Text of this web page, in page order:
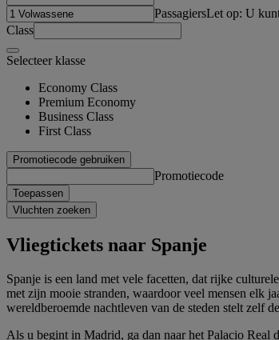
PassagiersLet op: U
Class
Selecteer klasse
Economy Class
Premium Economy
Business Class
First Class
Promotiecode gebruiken
Promotiecode
Toepassen
Vluchten zoeken
Vliegtickets naar Spanje
Spanje is een land met vele facetten, dat rijke
met zijn mooie stranden, waardoor veel mensen elk
wereldberoemde nachtleven van de steden stelt zelf
Als u begint in Madrid, ga dan naar het Palacio Real